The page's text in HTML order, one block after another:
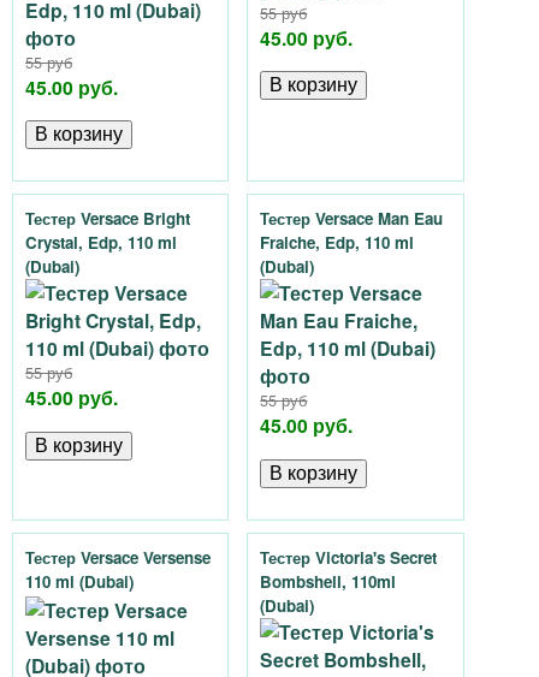
55 руб
45.00 руб.
55 руб
45.00 руб.
Тестер Versace Bright
Crystal, Edp, 110 ml
(Dubai)
55 руб
45.00 руб.
Тестер Versace Man Eau
Fraiche, Edp, 110 ml
(Dubai)
55 руб
45.00 руб.
Тестер Versace Versense
110 ml (Dubai)
Тестер Victoria's Secret
Bombshell, 110ml
(Dubai)